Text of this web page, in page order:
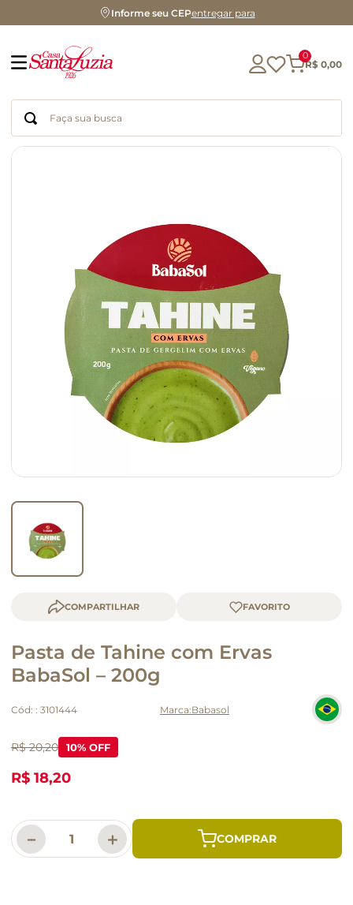
Informe seu CEPentregar para
0
R$ 0,00
Faça sua busca
COMPARTILHAR
Pasta de Tahine com Ervas
BabaSol – 200g
Cód: : 3101444 Babasol
R$ 20,20 10% OFF
R$ 18,20
＋
－
macarrão